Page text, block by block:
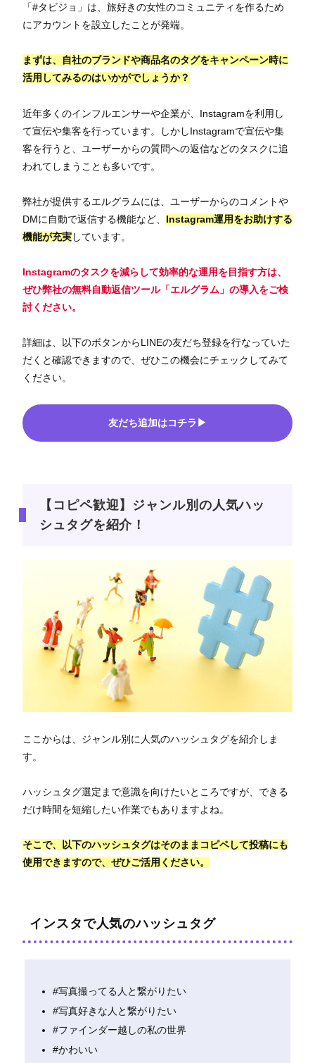
「#タビジョ」は、旅好きの女性のコミュニティを作るため
にアカウントを設立したことが発端。
まずは、自社のブランドや商品名のタグをキャンペーン時に
活用してみるのはいかがでしょうか？
近年多くのインフルエンサーや企業が、Instagramを利用し
て宣伝や集客を行っています。しかしInstagramで宣伝や集
客を行うと、ユーザーからの質問への返信などのタスクに追
われてしまうことも多いです。
弊社が提供するエルグラムには、ユーザーからのコメントや
DMに自動で返信する機能など、 Instagram運用をお助けする
機能が充実しています。
Instagramのタスクを減らして効率的な運用を目指す方は、
ぜひ弊社の無料自動返信ツール「エルグラム」の導入をご検
討ください。
詳細は、以下のボタンからLINEの友だち登録を行なっていた
だくと確認できますので、ぜひこの機会にチェックしてみて
ください。
友だち追加はコチラ▶
【コピペ歓迎】ジャンル別の人気ハッ
シュタグを紹介！
ここからは、ジャンル別に人気のハッシュタグを紹介しま
す。
ハッシュタグ選定まで意識を向けたいところですが、できる
だけ時間を短縮したい作業でもありますよね。
そこで、以下のハッシュタグはそのままコピペして投稿にも
使用できますので、ぜひご活用ください。
インスタで人気のハッシュタグ
#写真撮ってる人と繋がりたい
#写真好きな人と繋がりたい
#ファインダー越しの私の世界
#かわいい